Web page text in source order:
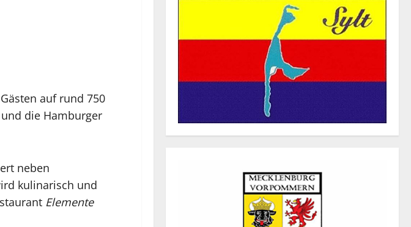
auf rund 750
die Hamburger
neben
kulinarisch und
Elemente